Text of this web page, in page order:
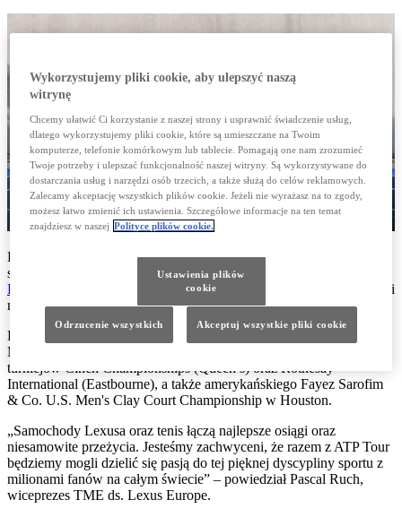
Lexus zyska również dużą ekspozycję na platformach cyfrowych i
społecznościowych ATP, będąc m.in. oficjalnym partnerem
Head2Head
(Opens in new window) , narzędzia, dzięki któremu fani
mogą porównać osiągnięcia tenisistów.
Lexus będzie też wspierał organizatorów turniejów oraz tenisistów.
Marka już została partnerem rozgrywanych w Wielkiej Brytanii
turniejów Cinch Championships (Queen’s) oraz Rothesay
International (Eastbourne), a także amerykańskiego Fayez Sarofim
& Co. U.S. Men's Clay Court Championship w Houston.
„Samochody Lexusa oraz tenis łączą najlepsze osiągi oraz
niesamowite przeżycia. Jesteśmy zachwyceni, że razem z ATP Tour
będziemy mogli dzielić się pasją do tej pięknej dyscypliny sportu z
milionami fanów na całym świecie” – powiedział Pascal Ruch,
wiceprezes TME ds. Lexus Europe.
Wykorzystujemy pliki cookie, aby ulepszyć naszą
witrynę
Chcemy ułatwić Ci korzystanie z naszej strony i usprawnić świadczenie usług,
dlatego wykorzystujemy pliki cookie, które są umieszczane na Twoim
komputerze, telefonie komórkowym lub tablecie. Pomagają one nam zrozumieć
Twoje potrzeby i ulepszać funkcjonalność naszej witryny. Są wykorzystywane do
dostarczania usług i narzędzi osób trzecich, a także służą do celów reklamowych.
Zalecamy akceptację wszystkich plików cookie. Jeżeli nie wyrażasz na to zgody,
możesz łatwo zmienić ich ustawienia. Szczegółowe informacje na ten temat
znajdziesz w naszej Polityce plików cookie.
Ustawienia plików
cookie
Odrzucenie wszystkich Akceptuj wszystkie pliki cookie